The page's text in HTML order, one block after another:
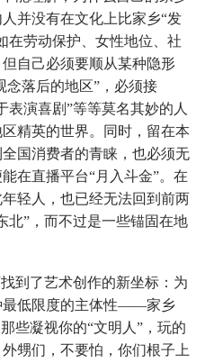
并没有在文化上比家乡“发
在劳动保护、女性地位、社
自己必须要顺从某种隐形
落后的地区”，必须接
表演喜剧”等等莫名其妙的人
精英的世界。同时，留在本
国消费者的青睐，也必须无
在直播平台“月入斗金”。在
轻人，也已经无法回到前两
北”，而不过是一些锚固在地
到了艺术创作的新坐标：为
最低限度的主体性——家乡
些凝视你的“文明人”，玩的
甥们，不要怕，你们根子上